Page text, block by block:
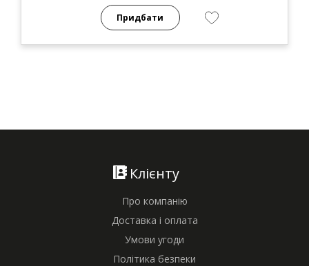
Придбати
Клієнту
Про компанію
Доставка і оплата
Умови угоди
Політика безпеки